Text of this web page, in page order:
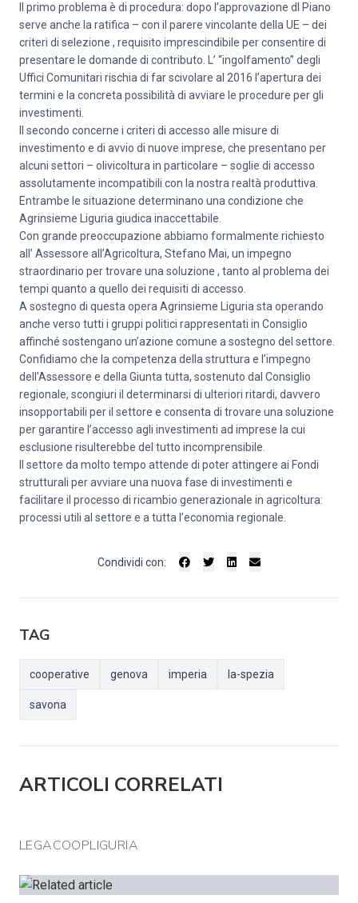
Il primo problema è di procedura: dopo l’approvazione dl Piano
serve anche la ratifica – con il parere vincolante della UE – dei
criteri di selezione , requisito imprescindibile per consentire di
presentare le domande di contributo. L’ “ingolfamento” degli
Uffici Comunitari rischia di far scivolare al 2016 l’apertura dei
termini e la concreta possibilità di avviare le procedure per gli
investimenti.
Il secondo concerne i criteri di accesso alle misure di
investimento e di avvio di nuove imprese, che presentano per
alcuni settori – olivicoltura in particolare – soglie di accesso
assolutamente incompatibili con la nostra realtà produttiva.
Entrambe le situazione determinano una condizione che
Agrinsieme Liguria giudica inaccettabile.
Con grande preoccupazione abbiamo formalmente richiesto
all’ Assessore all’Agricoltura, Stefano Mai, un impegno
straordinario per trovare una soluzione , tanto al problema dei
tempi quanto a quello dei requisiti di accesso.
A sostegno di questa opera Agrinsieme Liguria sta operando
anche verso tutti i gruppi politici rappresentati in Consiglio
affinché sostengano un’azione comune a sostegno del settore.
Confidiamo che la competenza della struttura e l’impegno
dell’Assessore e della Giunta tutta, sostenuto dal Consiglio
regionale, scongiuri il determinarsi di ulteriori ritardi, davvero
insopportabili per il settore e consenta di trovare una soluzione
per garantire l’accesso agli investimenti ad imprese la cui
esclusione risulterebbe del tutto incomprensibile.
Il settore da molto tempo attende di poter attingere ai Fondi
strutturali per avviare una nuova fase di investimenti e
facilitare il processo di ricambio generazionale in agricoltura:
processi utili al settore e a tutta l’economia regionale.
Condividi con:
TAG
cooperative genova imperia la-spezia
savona
ARTICOLI CORRELATI
LEGACOOPLIGURIA